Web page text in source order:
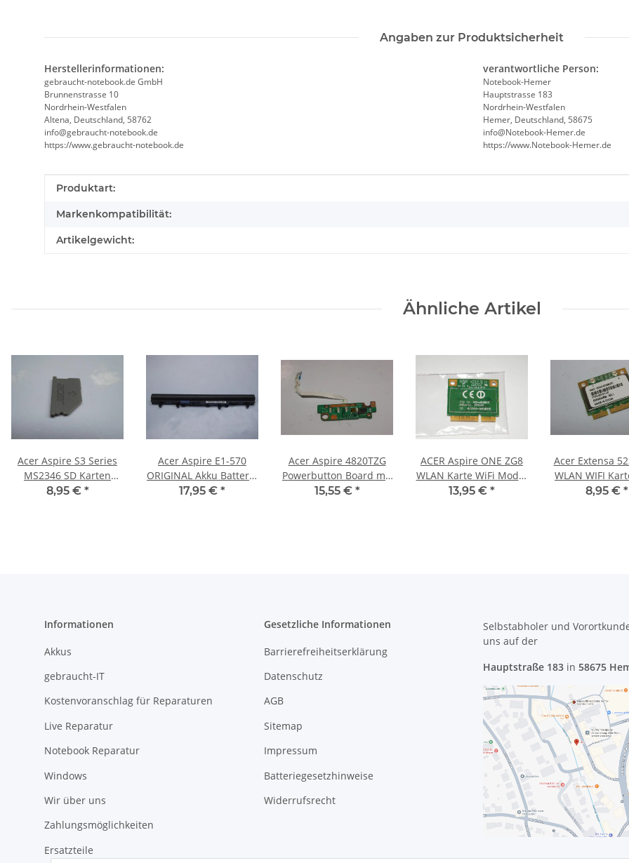
Angaben zur Produktsicherheit
Herstellerinformationen:
gebraucht-notebook.de GmbH
Brunnenstrasse 10
Nordrhein-Westfalen
Altena, Deutschland, 58762
info@gebraucht-notebook.de
https://www.gebraucht-notebook.de
verantwortliche Person:
Notebook-Hemer
Hauptstrasse 183
Nordrhein-Westfalen
Hemer, Deutschland, 58675
info@Notebook-Hemer.de
https://www.Notebook-Hemer.de
Produkteigenschaft
Wert
Produktart:
Markenkompatibilität:
Artikelgewicht:
Ähnliche Artikel
Acer Aspire S3 Series
MS2346 SD Karten
Dummy #3665
8,95 € *
Acer Aspire E1-570
ORIGINAL Akku Batterie
AL12A32 #3299
17,95 € *
Acer Aspire 4820TZG
Powerbutton Board mit
Kabel DA0ZQ1PI4F0
15,55 € *
ACER Aspire ONE ZG8
WLAN Karte WiFi Modul
Atheros AR5B95
13,95 € *
Acer Extensa
WLAN WIFI
T77H167.07
8,95 € *
Informationen
Akkus
gebraucht-IT
Kostenvoranschlag für Reparaturen
Live Reparatur
Notebook Reparatur
Windows
Wir über uns
Zahlungsmöglichkeiten
Ersatzteile
Gesetzliche Informationen
Barrierefreiheitserklärung
Datenschutz
AGB
Sitemap
Impressum
Batteriegesetzhinweise
Widerrufsrecht
Selbstabholer und
uns auf der
Hauptstraße 183 in 58675